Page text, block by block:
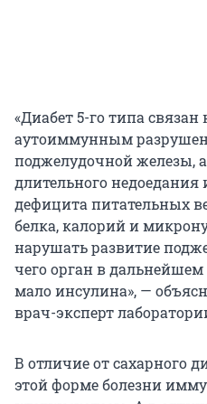
«Диабет 5-го типа
аутоиммунным
поджелудочной железы,
длительного недоедания
дефицита питательных
белка, калорий и
нарушать развитие
чего орган в
мало инсулина», —
врач-эксперт
В отличие от сахарного
этой форме болезни